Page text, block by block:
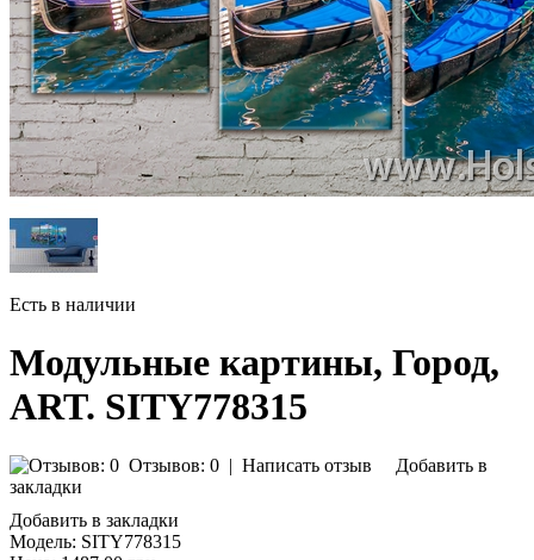
Есть в наличии
Модульные картины, Город,
ART. SITY778315
Отзывов: 0 | Написать отзыв
Добавить в
закладки
Добавить в закладки
Модель: SITY778315